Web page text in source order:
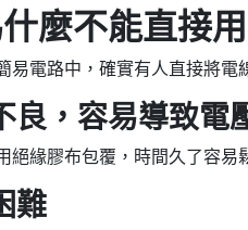
麼不能直接
易電路中，確實有人直接將
，容易導致電
絕緣膠布包覆，時間久了容易
難